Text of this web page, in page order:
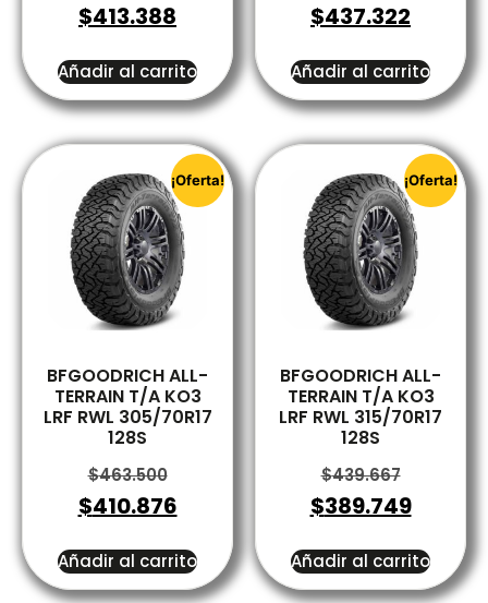
$413.388
Añadir al carrito
$437.322
Añadir al carrito
¡Oferta!
BFGOODRICH ALL-
TERRAIN T/A KO3
LRF RWL 305/70R17
128S
$463.500
$410.876
Añadir al carrito
¡Oferta!
BFGOODRICH ALL-
TERRAIN T/A KO3
LRF RWL 315/70R17
128S
$439.667
$389.749
Añadir al carrito